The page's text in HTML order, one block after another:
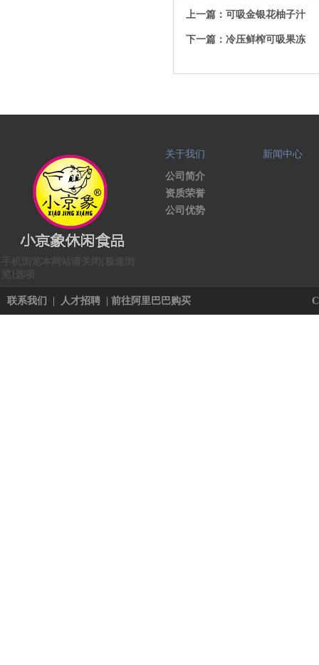
上一篇： 可吸金银花柚子汁
下一篇： 冷压鲜榨可吸果冻
关于我们
公司简介
资质荣誉
公司优势
新闻中心
联系我们 人才招聘 前往阿里巴巴购买